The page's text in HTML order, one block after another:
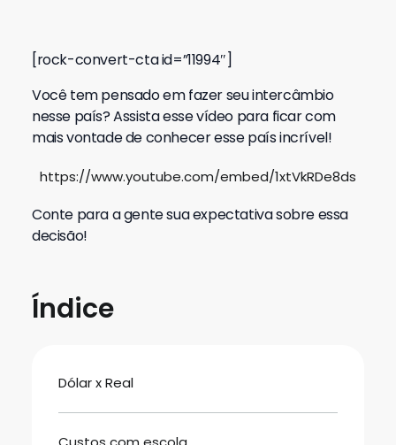
[rock-convert-cta id=”11994″]
Você tem pensado em fazer seu intercâmbio
nesse país? Assista esse vídeo para ficar com
mais vontade de conhecer esse país incrível!
https://www.youtube.com/embed/1xtVkRDe8ds
Conte para a gente sua expectativa sobre essa
decisão!
Índice
Dólar x Real